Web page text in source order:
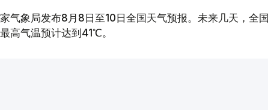
气象局发布8月8日至10日全国天气预报。未来几天，全国
高气温预计达到41℃。